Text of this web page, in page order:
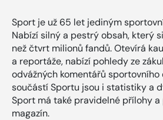
Sport je už 65 let jediným
Nabízí silný a pestrý obsah, který
než čtvrt milionů fandů. Otevírá
a reportáže, nabízí pohledy ze
odvážných komentářů sportovního
součástí Sportu jsou i statistiky a
Sport má také pravidelné přílohy
magazín.